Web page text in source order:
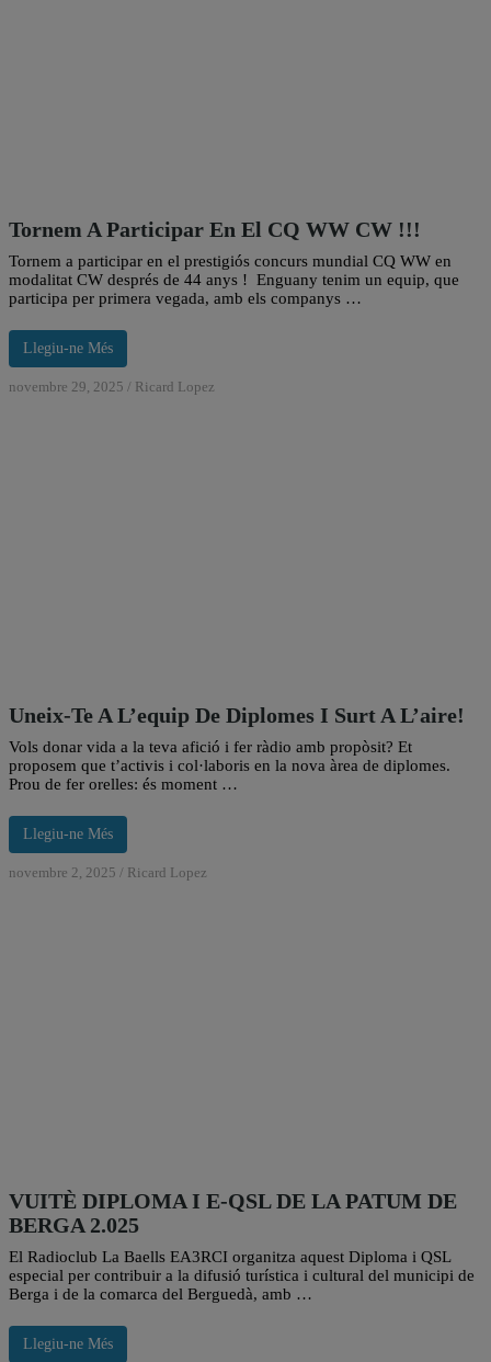
Tornem A Participar En El CQ WW CW !!!
Tornem a participar en el prestigiós concurs mundial CQ WW en
modalitat CW després de 44 anys ! Enguany tenim un equip, que
participa per primera vegada, amb els companys …
Llegiu-ne Més
novembre 29, 2025 / Ricard Lopez
Uneix-Te A L’equip De Diplomes I Surt A L’aire!
Vols donar vida a la teva afició i fer ràdio amb propòsit? Et
proposem que t’activis i col·laboris en la nova àrea de diplomes.
Prou de fer orelles: és moment …
Llegiu-ne Més
novembre 2, 2025 / Ricard Lopez
VUITÈ DIPLOMA I E-QSL DE LA PATUM DE
BERGA 2.025
El Radioclub La Baells EA3RCI organitza aquest Diploma i QSL
especial per contribuir a la difusió turística i cultural del municipi de
Berga i de la comarca del Berguedà, amb …
Llegiu-ne Més